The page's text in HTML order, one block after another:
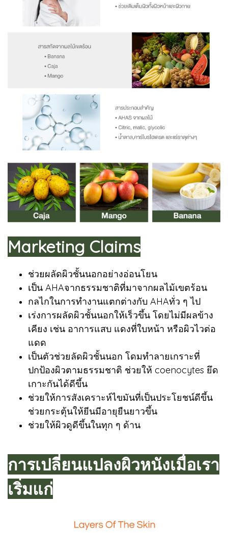
Marketing Claims
ช่วยผลัดผิวชั้นนอกอย่างอ่อนโยน
เป็น AHAจากธรรมชาติที่มาจากผลไม้เขตร้อน
กลไกในการทำงานแตกต่างกับ AHAทั่ว ๆ ไป
เร่งการผลัดผิวชั้นนอกให้เร็วขึ้น โดยไม่มีผลข้าง
เคียง เช่น อาการแสบ แดงที่ใบหน้า หรือผิวไวต่อ
แดด
เป็นตัวช่วยลัดผิวชั้นนอก โดมทำลายเกราะที่
ปกป้องผิวตามธรรมชาติ ช่วยให้ coenocytes ยึด
เกาะกันได้ดีขึ้น
ช่วยให้การสังเคราะห์ไขมันที่เป็นประโยชน์ดีขึ้น
ช่วยกระตุ้นให้ยีนมีอายุยืนยาวขึ้น
ช่วยให้ผิวดูดีขึ้นในทุก ๆ ด้าน
การเปลี่ยนแปลงผิวหนังเมื่อเรา
เริ่มแก่